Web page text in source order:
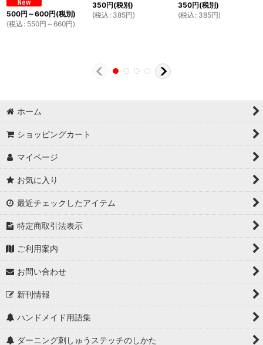
500円 ～600円(税別)
(税込 : 550円 ～660円)
350円(税別)
(税込 : 385円)
350円(税別)
(税込 : 385円)
ホーム
ショッピングカート
マイページ
お気に入り
最近チェックしたアイテム
特定商取引法表示
ご利用案内
お問い合わせ
新刊情報
ハンドメイド用語集
ダーニング刺しゅうステッチのしかた